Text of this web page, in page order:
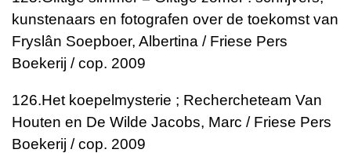
kunstenaars en fotografen over de toekomst van
Fryslân Soepboer, Albertina / Friese Pers
Boekerij / cop. 2009
126.Het koepelmysterie ; Rechercheteam Van
Houten en De Wilde Jacobs, Marc / Friese Pers
Boekerij / cop. 2009